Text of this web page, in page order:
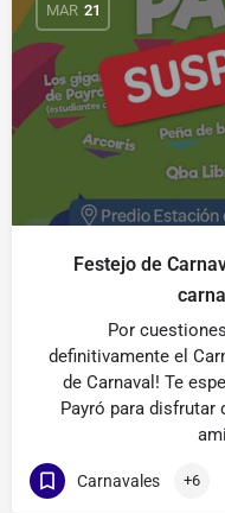
MAR 21
Festejo de
Por
definitivamente el
de Carnaval! Te
Payró para disfrutar
Carnavales +6